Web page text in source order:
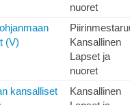
nuoret
(V)
Kansallinen
Lapset ja
nuoret
kansalliset
Kansallinen